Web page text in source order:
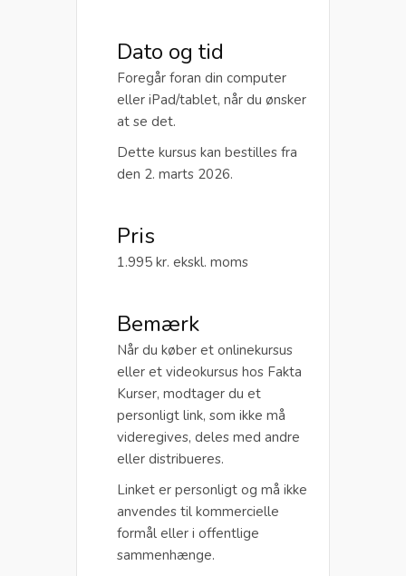
Dato og tid
Foregår foran din computer
eller iPad/tablet, når du ønsker
at se det.
Dette kursus kan bestilles fra
den 2. marts 2026.
Pris
1.995 kr. ekskl. moms
Bemærk
Når du køber et onlinekursus
eller et videokursus hos Fakta
Kurser, modtager du et
personligt link, som ikke må
videregives, deles med andre
eller distribueres.
Linket er personligt og må ikke
anvendes til kommercielle
formål eller i offentlige
sammenhænge.